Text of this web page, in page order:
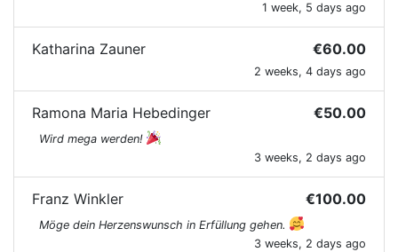
1 week, 5 days ago
Katharina Zauner €60.00
2 weeks, 4 days ago
Ramona Maria Hebedinger €50.00
Wird mega werden!
3 weeks, 2 days ago
Franz Winkler €100.00
Möge dein Herzenswunsch in Erfüllung gehen.
3 weeks, 2 days ago